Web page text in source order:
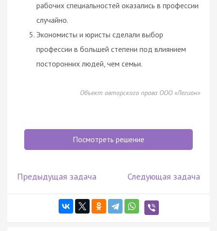
рабочих специальностей оказались в профессии
случайно.
Экономисты и юристы сделали выбор
профессии в большей степени под влиянием
посторонних людей, чем семьи.
Объект авторского права ООО «Легион»
Посмотреть решение
Предыдущая задача Следующая задача